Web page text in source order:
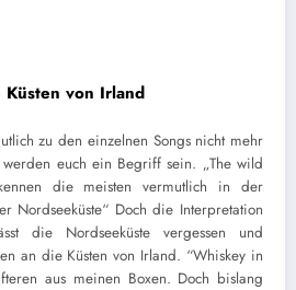
Küsten von Irland
zu den einzelnen Songs nicht mehr
euch ein Begriff sein. „The wild
die meisten vermutlich in der
Nordseeküste“ Doch die Interpretation
die Nordseeküste vergessen und
an die Küsten von Irland. “Whiskey in
aus meinen Boxen. Doch bislang